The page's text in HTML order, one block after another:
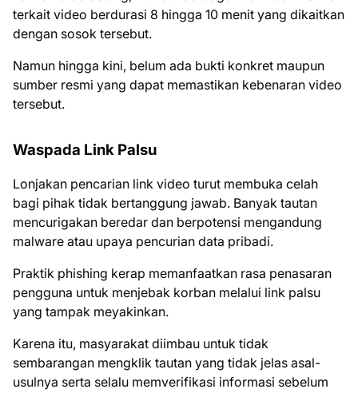
terkait video berdurasi 8 hingga 10 menit yang dikaitkan
dengan sosok tersebut.
Namun hingga kini, belum ada bukti konkret maupun
sumber resmi yang dapat memastikan kebenaran video
tersebut.
Waspada Link Palsu
Lonjakan pencarian link video turut membuka celah
bagi pihak tidak bertanggung jawab. Banyak tautan
mencurigakan beredar dan berpotensi mengandung
malware atau upaya pencurian data pribadi.
Praktik phishing kerap memanfaatkan rasa penasaran
pengguna untuk menjebak korban melalui link palsu
yang tampak meyakinkan.
Karena itu, masyarakat diimbau untuk tidak
sembarangan mengklik tautan yang tidak jelas asal-
usulnya serta selalu memverifikasi informasi sebelum